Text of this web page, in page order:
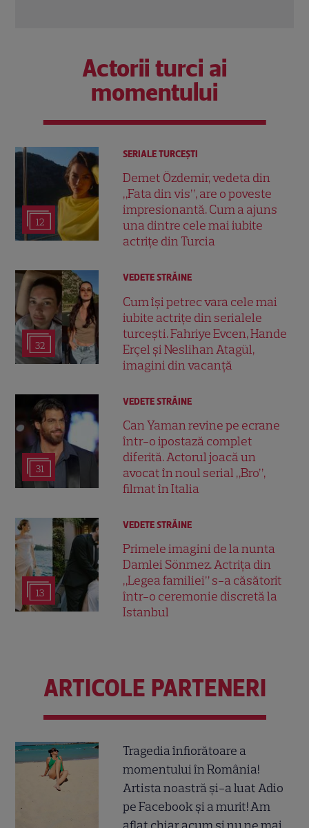
Actorii turci ai
momentului
12
SERIALE TURCEŞTI
Demet Özdemir, vedeta din
„Fata din vis”, are o poveste
impresionantă. Cum a ajuns
una dintre cele mai iubite
actrițe din Turcia
32
VEDETE STRĂINE
Cum își petrec vara cele mai
iubite actrițe din serialele
turcești. Fahriye Evcen, Hande
Erçel și Neslihan Atagül,
imagini din vacanță
31
VEDETE STRĂINE
Can Yaman revine pe ecrane
într-o ipostază complet
diferită. Actorul joacă un
avocat în noul serial „Bro”,
filmat în Italia
13
VEDETE STRĂINE
Primele imagini de la nunta
Damlei Sönmez. Actrița din
„Legea familiei” s-a căsătorit
într-o ceremonie discretă la
Istanbul
ARTICOLE PARTENERI
Tragedia înfiorătoare a
momentului în România!
Artista noastră și-a luat Adio
pe Facebook și a murit! Am